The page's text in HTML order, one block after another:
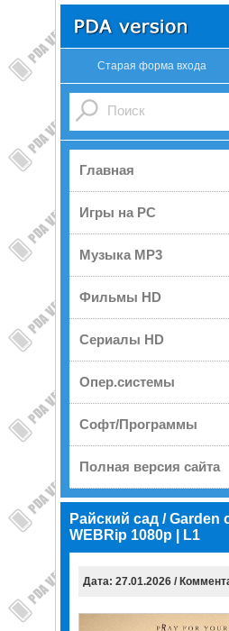
Старая форма входа
Главная
Игры на PC
Музыка MP3
Фильмы HD
Сериалы HD
Опер.системы
Софт/Программы
Полная версия сайта
Райский сад / Garden
WEBRip 1080p | L1
Дата: 27.01.2026 /